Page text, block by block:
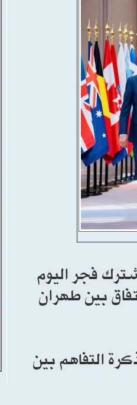
فجر اليوم
بين طهران
التفاهم بين